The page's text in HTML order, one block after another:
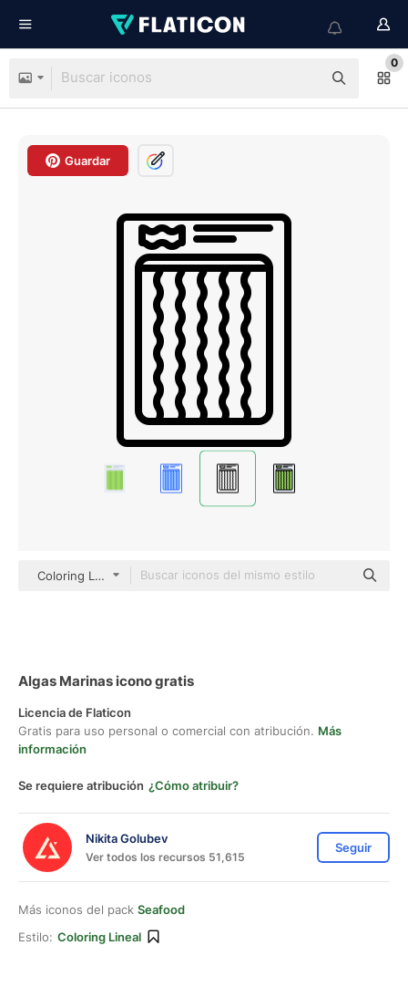
0
Guardar
Coloring Lineal
Algas Marinas icono gratis
Licencia de Flaticon
Gratis para uso personal o comercial con atribución. Más
información
Se requiere atribución ¿Cómo atribuir?
Nikita Golubev
Ver todos los recursos 51,615
Seguir
Más iconos del pack Seafood
Estilo: Coloring Lineal